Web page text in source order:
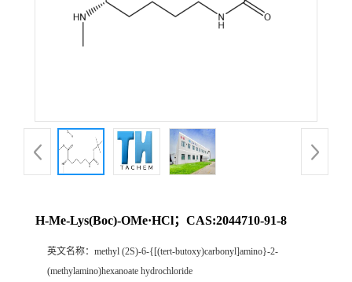
H-Me-Lys(Boc)-OMe·HCl；CAS:2044710-91-8
英文名称： methyl (2S)-6-{[(tert-butoxy)carbonyl]amino}-2-
(methylamino)hexanoate hydrochloride